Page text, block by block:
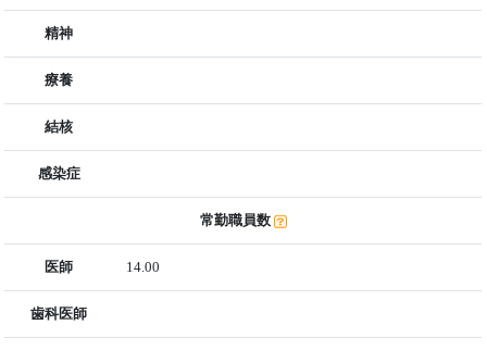
精神
療養
結核
感染症
常勤職員数
医師 14.00
歯科医師